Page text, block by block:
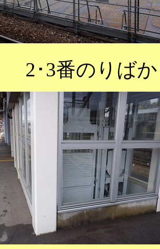
2･3番のりば